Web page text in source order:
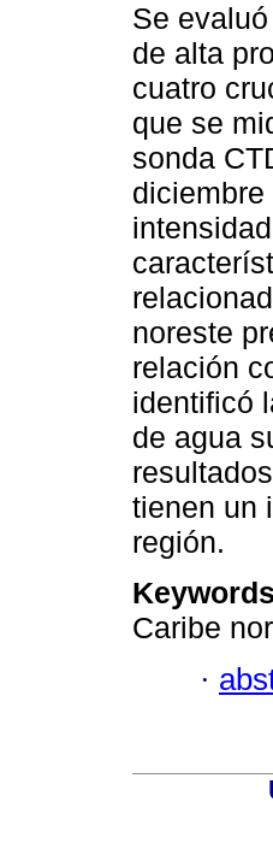
Se
de alta
cuatro
que se
sonda
noreste
relación
identificó
de agua
tienen un
región.
Caribe
·